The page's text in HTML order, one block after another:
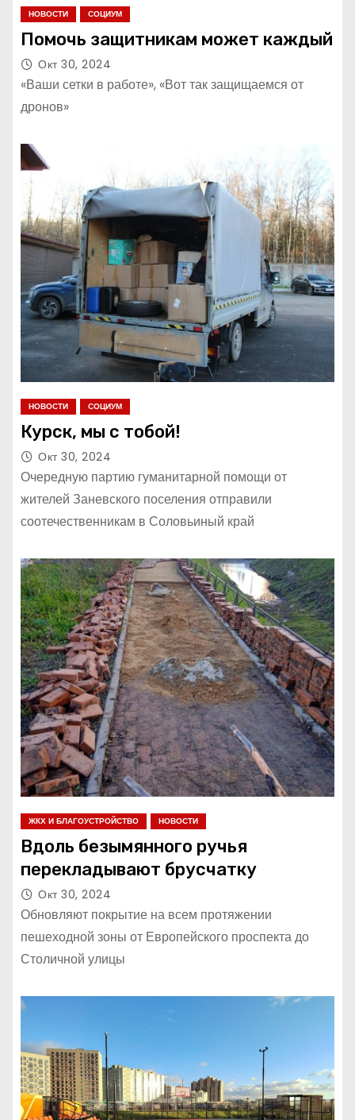
НОВОСТИ СОЦИУМ
Помочь защитникам может каждый
Окт 30, 2024
«Ваши сетки в работе», «Вот так защищаемся от
дронов»
НОВОСТИ СОЦИУМ
Курск, мы с тобой!
Окт 30, 2024
Очередную партию гуманитарной помощи от
жителей Заневского поселения отправили
соотечественникам в Соловьиный край
ЖКХ И БЛАГОУСТРОЙСТВО НОВОСТИ
Вдоль безымянного ручья
перекладывают брусчатку
Окт 30, 2024
Обновляют покрытие на всем протяжении
пешеходной зоны от Европейского проспекта до
Столичной улицы